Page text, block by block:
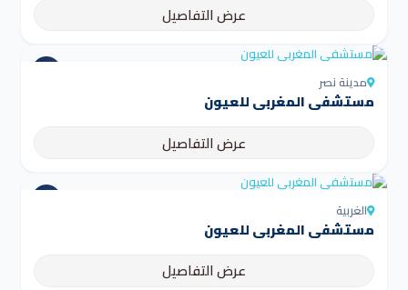
عرض التفاصيل
مدينة نصر
مستشفى المغربي للعيون
عرض التفاصيل
الغربية
مستشفى المغربي للعيون
عرض التفاصيل